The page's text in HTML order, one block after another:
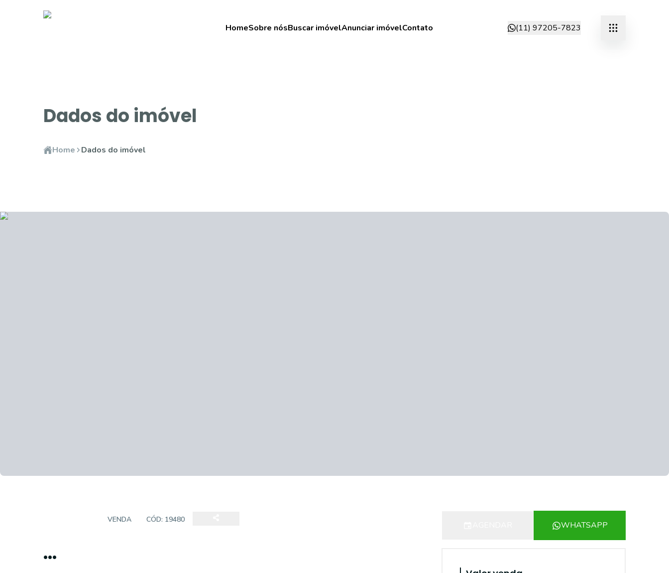
HomeSobre nósBuscar imóvelAnunciar imóvelContato (11) 97205-7823
Dados do imóvel
Home Dados do imóvel
VENDA CÓD: 19480
...
WHATSAPP